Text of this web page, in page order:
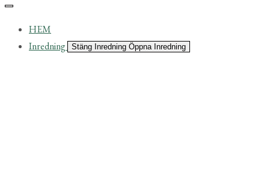
HEM
Inredning
Stäng Inredning Öppna Inredning